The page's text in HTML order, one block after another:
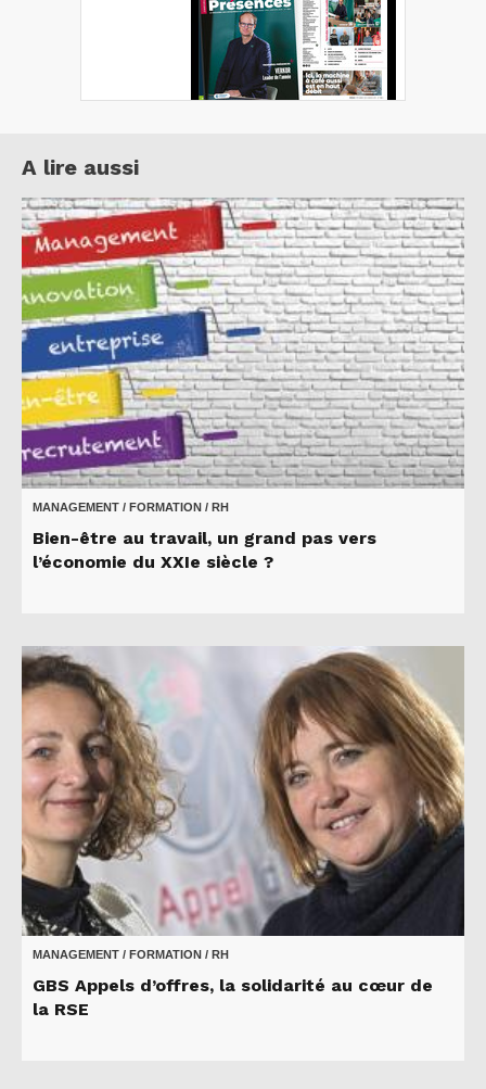
A lire aussi
MANAGEMENT / FORMATION / RH
Bien-être au travail, un grand pas vers
l’économie du XXIe siècle ?
MANAGEMENT / FORMATION / RH
GBS Appels d’offres, la solidarité au cœur de
la RSE